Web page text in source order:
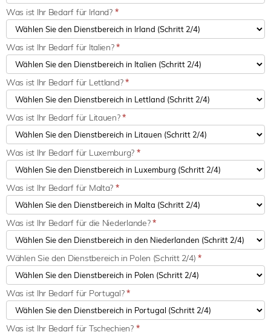
Was ist Ihr Bedarf für Irland? *
Was ist Ihr Bedarf für Italien?*
Was ist Ihr Bedarf für Lettland?*
Was ist Ihr Bedarf für Litauen?*
Was ist Ihr Bedarf für Luxemburg? *
Was ist Ihr Bedarf für Malta? *
Was ist Ihr Bedarf für die Niederlande?*
Wählen Sie den Dienstbereich in Polen (Schritt 2/4) *
Was ist Ihr Bedarf für Portugal?*
Was ist Ihr Bedarf für Tschechien? *